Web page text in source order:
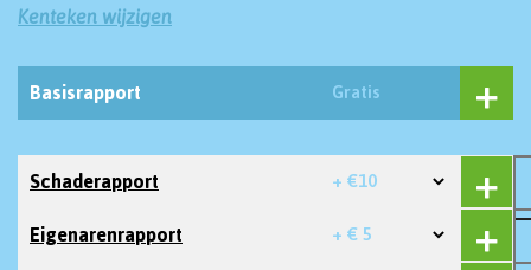
Kenteken wijzigen
Basisrapport Gratis
Schaderapport + €10
Eigenarenrapport + € 5